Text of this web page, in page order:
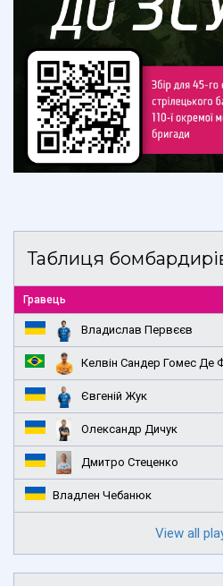
Таблиця
Гравець
Владислав Первєєв
Келвін Сандер Гомес Де
Євгеній Жук
Олександр Дичук
Дмитро Стеценко
Владлен Чебанюк
View all